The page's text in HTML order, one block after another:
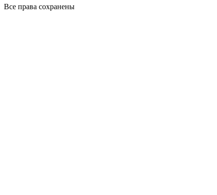
Все права сохранены